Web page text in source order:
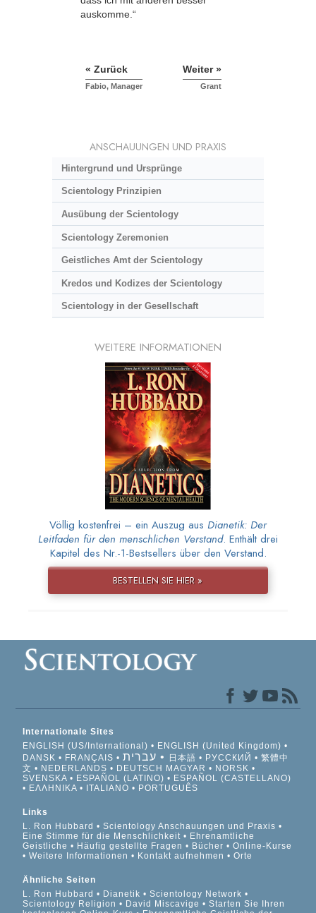
auskomme.“
« Zurück
Fabio, Manager
Weiter »
Grant
ANSCHAUUNGEN UND PRAXIS
Hintergrund und Ursprünge
Scientology Prinzipien
Ausübung der Scientology
Scientology Zeremonien
Geistliches Amt der Scientology
Kredos und Kodizes der Scientology
Scientology in der Gesellschaft
WEITERE INFORMATIONEN
Völlig kostenfrei – ein Auszug aus Dianetik: Der
Leitfaden für den menschlichen Verstand. Enthält drei
Kapitel des Nr.-1-Bestsellers über den Verstand.
BESTELLEN SIE HIER »
Internationale Sites
ENGLISH (US/International)
ENGLISH (United Kingdom)
DANSK
FRANÇAIS עברית 日本語 РУССКИЙ
繁體中
文
NEDERLANDS DEUTSCH MAGYAR
NORSK
SVENSKA
ESPAÑOL (LATINO)
ESPAÑOL (CASTELLANO)
ΕΛΛΗΝΙΚA
ITALIANO PORTUGUÊS
Links
L. Ron Hubbard
Scientology Anschauungen und Praxis
Eine Stimme für die Menschlichkeit
Ehrenamtliche
Geistliche
Häufig gestellte Fragen Bücher
Online-Kurse
Weitere Informationen
Kontakt aufnehmen Orte
Ähnliche Seiten
L. Ron Hubbard
Dianetik
Scientology Network
Scientology Religion
David Miscavige
Starten Sie Ihren